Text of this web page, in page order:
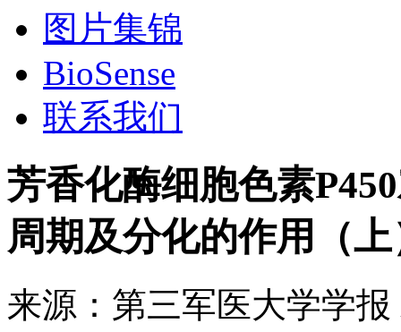
图片集锦
BioSense
联系我们
芳香化酶细胞色素
周期及分化的作用（上
来源： 第三军医大学学报